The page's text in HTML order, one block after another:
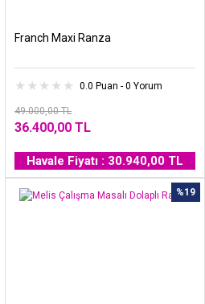
Franch Maxi Ranza
0.0 Puan - 0 Yorum
49.000,00 TL
36.400,00 TL
Havale Fiyatı : 30.940,00 TL
%19